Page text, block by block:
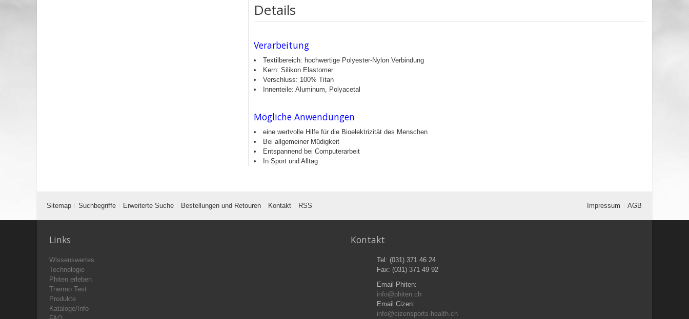
Details
Verarbeitung
Textilbereich: hochwertige Polyester-Nylon Verbindung
Kern: Silikon Elastomer
Verschluss: 100% Titan
Innenteile: Aluminum, Polyacetal
Mögliche Anwendungen
eine wertvolle Hilfe für die Bioelektrizität des Menschen
Bei allgemeiner Müdigkeit
Entspannend bei Computerarbeit
In Sport und Alltag
Sitemap Suchbegriffe Erweiterte Suche Bestellungen und Retouren Kontakt RSS Impressum AGB
Links
Wissenswertes
Technologie
Phiten erleben
Thermo Test
Produkte
Kataloge/Info
Kontakt
Tel: (031) 371 46 24
Fax: (031) 371 49 92
Email Phiten:
info@phiten.ch
Email Cizen:
info@cizensports-health.ch